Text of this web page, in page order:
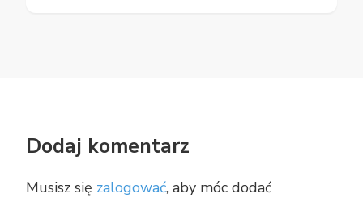
Dodaj komentarz
Musisz się zalogować, aby móc dodać